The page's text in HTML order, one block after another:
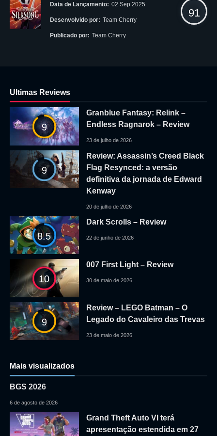
Data de Lançamento: 02 Sep 2025
Desenvolvido por: Team Cherry
Publicado por: Team Cherry
91
Ultimas Reviews
9
Granblue Fantasy: Relink –
Endless Ragnarok – Review
23 de julho de 2026
9
Review: Assassin’s Creed Black
Flag Resynced: a versão
definitiva da jornada de Edward
Kenway
20 de julho de 2026
8.5
Dark Scrolls – Review
22 de junho de 2026
10
007 First Light – Review
30 de maio de 2026
9
Review – LEGO Batman – O
Legado do Cavaleiro das Trevas
23 de maio de 2026
Mais visualizados
BGS 2026
6 de agosto de 2026
Grand Theft Auto VI terá
apresentação estendida em 27